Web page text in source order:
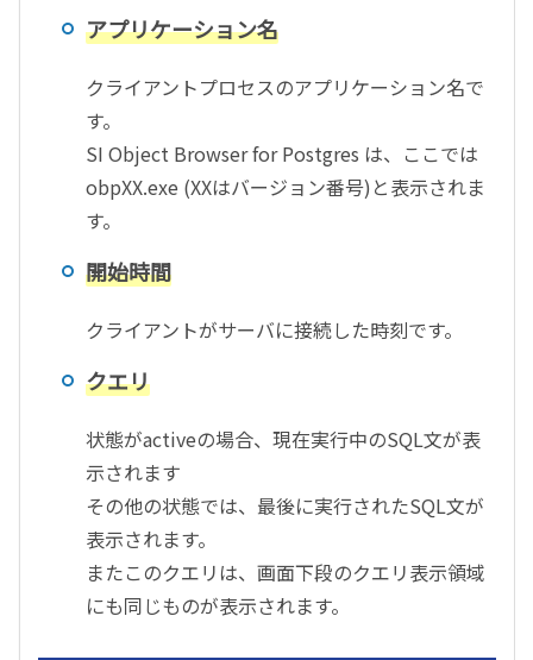
アプリケーション名
クライアントプロセスのアプリケーション名で
す。
SI Object Browser for Postgres は、ここでは
obpXX.exe (XXはバージョン番号)と表示されま
す。
開始時間
クライアントがサーバに接続した時刻です。
クエリ
状態がactiveの場合、現在実行中のSQL文が表
示されます
その他の状態では、最後に実行されたSQL文が
表示されます。
またこのクエリは、画面下段のクエリ表示領域
にも同じものが表示されます。